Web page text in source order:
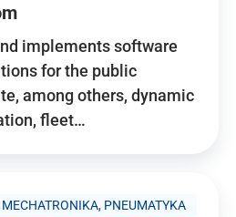
implements software
for the public
among others, dynamic
fleet…
MECHATRONIKA, PNEUMATYKA